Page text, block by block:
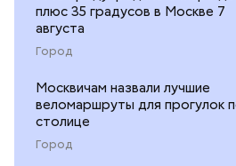
плюс 35 градусов в Москве 7
августа
Город
Москвичам назвали лучшие
веломаршруты для прогулок
столице
Город